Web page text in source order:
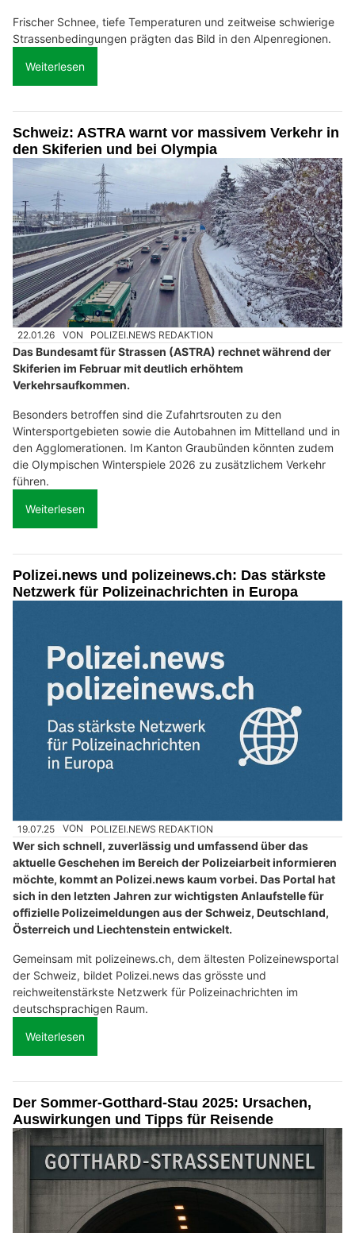
Frischer Schnee, tiefe Temperaturen und zeitweise schwierige
Strassenbedingungen prägten das Bild in den Alpenregionen.
Weiterlesen
Schweiz: ASTRA warnt vor massivem Verkehr in
den Skiferien und bei Olympia
22.01.26 VON POLIZEI.NEWS REDAKTION
Das Bundesamt für Strassen (ASTRA) rechnet während der
Skiferien im Februar mit deutlich erhöhtem
Verkehrsaufkommen.
Besonders betroffen sind die Zufahrtsrouten zu den
Wintersportgebieten sowie die Autobahnen im Mittelland und in
den Agglomerationen. Im Kanton Graubünden könnten zudem
die Olympischen Winterspiele 2026 zu zusätzlichem Verkehr
führen.
Weiterlesen
Polizei.news und polizeinews.ch: Das stärkste
Netzwerk für Polizeinachrichten in Europa
19.07.25 VON POLIZEI.NEWS REDAKTION
Wer sich schnell, zuverlässig und umfassend über das
aktuelle Geschehen im Bereich der Polizeiarbeit informieren
möchte, kommt an Polizei.news kaum vorbei. Das Portal hat
sich in den letzten Jahren zur wichtigsten Anlaufstelle für
offizielle Polizeimeldungen aus der Schweiz, Deutschland,
Österreich und Liechtenstein entwickelt.
Gemeinsam mit polizeinews.ch, dem ältesten Polizeinewsportal
der Schweiz, bildet Polizei.news das grösste und
reichweitenstärkste Netzwerk für Polizeinachrichten im
deutschsprachigen Raum.
Weiterlesen
Der Sommer-Gotthard-Stau 2025: Ursachen,
Auswirkungen und Tipps für Reisende